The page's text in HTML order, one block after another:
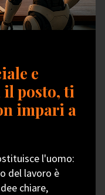
e
posto, ti
impari a
l'uomo:
del lavoro è
chiare,